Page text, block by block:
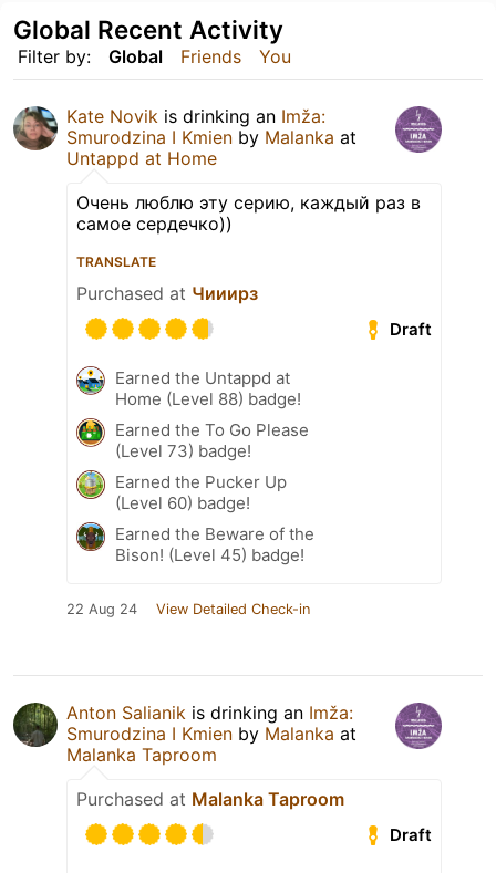
Filter by: Global Friends You
Global Recent Activity
Kate Novik is drinking an Imža:
Smurodzina I Kmien by Malanka at
Untappd at Home
Очень люблю эту серию, каждый раз в
самое сердечко))
TRANSLATE
Purchased at Чииирз
Draft
Earned the Untappd at
Home (Level 88) badge!
Earned the To Go Please
(Level 73) badge!
Earned the Pucker Up
(Level 60) badge!
Earned the Beware of the
Bison! (Level 45) badge!
22 Aug 24 View Detailed Check-in
Anton Salianik is drinking an Imža:
Smurodzina I Kmien by Malanka at
Malanka Taproom
Purchased at Malanka Taproom
Draft